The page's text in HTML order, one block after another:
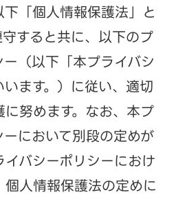
「個人情報保護法」と
すると共に、以下のプ
（以下「本プライバシ
ます。）に従い、適切
努めます。なお、本プ
において別段の定めが
バシーポリシーにおけ
人情報保護法の定めに